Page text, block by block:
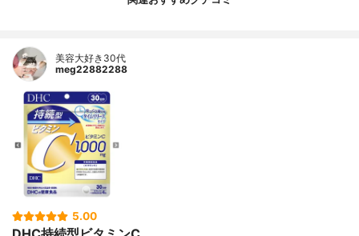
美容大好き30代
meg22882288
5.00